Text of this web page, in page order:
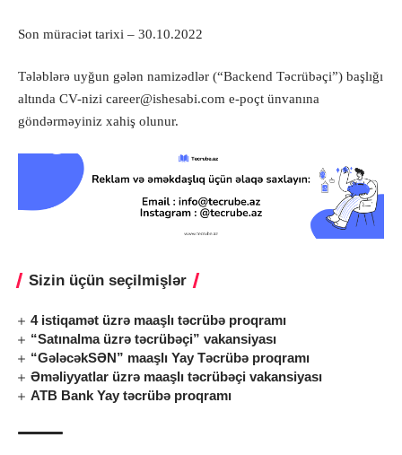
Son müraciət tarixi – 30.10.2022
Tələblərə uyğun gələn namizədlər (“Backend Təcrübəçi”) başlığı
altında CV-nizi career@ishesabi.com e-poçt ünvanına
göndərməyiniz xahiş olunur.
Sizin üçün seçilmişlər
4 istiqamət üzrə maaşlı təcrübə proqramı
“Satınalma üzrə təcrübəçi” vakansiyası
“GələcəkSƏN” maaşlı Yay Təcrübə proqramı
Əməliyyatlar üzrə maaşlı təcrübəçi vakansiyası
ATB Bank Yay təcrübə proqramı